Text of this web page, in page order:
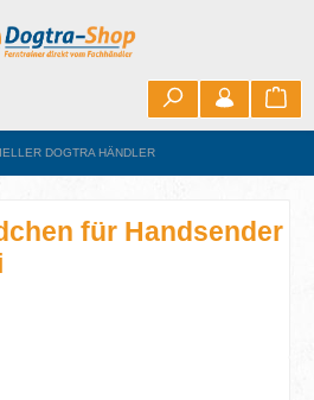
DOGTRA HÄNDLER
für Handsender